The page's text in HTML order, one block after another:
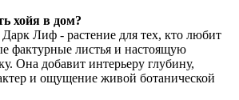
хойя в дом?
Лиф - растение для тех, кто любит
фактурные листья и настоящую
Она добавит интерьеру глубину,
и ощущение живой ботанической